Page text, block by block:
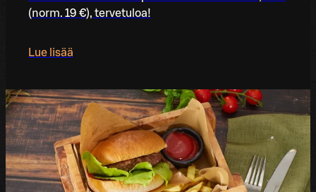
(norm. 19 €), tervetuloa!
Lue lisää